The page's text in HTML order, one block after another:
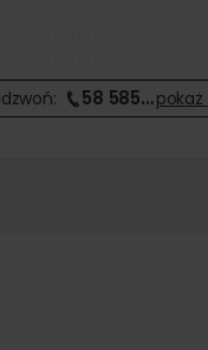
58 585…pokaż